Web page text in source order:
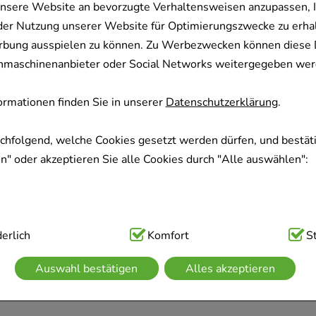
Website an bevorzugte Verhaltensweisen anzupassen,
Nutzung unserer Website für Optimierungszwecke zu
ausspielen zu können. Zu Werbezwecken können diese
oder Social Networks weitergegeben
finden Sie in unsererDatenschutzerklärung.
welche Cookies gesetzt werden dürfen, und
oder akzeptieren Sie alle Cookies durch "Alle auswählen":
Hierbei handelt es sich um Cookies, die für die
sind (z.B. Navigation, Warenkorb, Kundenkonto), weshalb auf
Komfort
Auswahl bestätigen Alles akzeptieren
Param GmbH
1 St
04844232
MESSZYLINDER Glas
Param GmbH
Dieses Produkt ist zur Zeit nicht verfügbar